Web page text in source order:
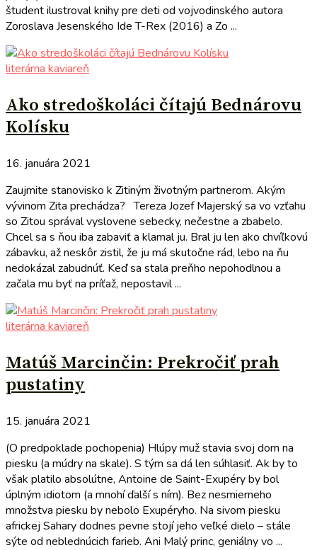
študent ilustroval knihy pre deti od vojvodinského autora
Zoroslava Jesenského Ide T-Rex (2016) a Zo ...
literárna kaviareň
Ako stredoškoláci čítajú Bednárovu
Kolísku
16. januára 2021
Zaujmite stanovisko k Zitiným životným partnerom. Akým
vývinom Zita prechádza? Tereza Jozef Majerský sa vo vzťahu
so Zitou správal vyslovene sebecky, nečestne a zbabelo.
Chcel sa s ňou iba zabaviť a klamal ju. Bral ju len ako chvíľkovú
zábavku, až neskôr zistil, že ju má skutočne rád, lebo na ňu
nedokázal zabudnúť. Keď sa stala preňho nepohodlnou a
začala mu byť na príťaž, nepostavil ...
literárna kaviareň
Matúš Marcinčin: Prekročiť prah
pustatiny
15. januára 2021
(O predpoklade pochopenia) Hlúpy muž stavia svoj dom na
piesku (a múdry na skale). S tým sa dá len súhlasiť. Ak by to
však platilo absolútne, Antoine de Saint-Exupéry by bol
úplným idiotom (a mnohí ďalší s ním). Bez nesmierneho
množstva piesku by nebolo Exupéryho. Na sivom piesku
africkej Sahary dodnes pevne stojí jeho veľké dielo – stále
sýte od neblednúcich farieb. Ani Malý princ, geniálny vo ...